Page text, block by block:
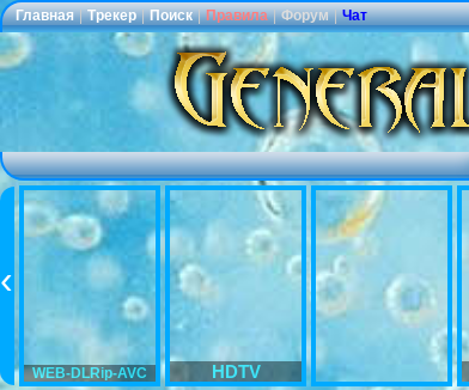
Главная | Трекер | Поиск | Правила | Форум | Чат
WEB-DLRip-AVC HDTV